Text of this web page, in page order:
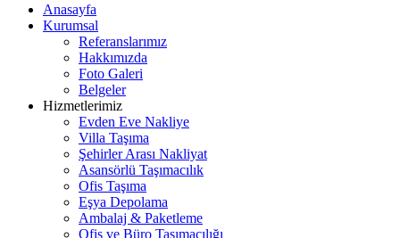
Anasayfa
Kurumsal
Referanslarımız
Hakkımızda
Foto Galeri
Belgeler
Hizmetlerimiz
Evden Eve Nakliye
Villa Taşıma
Şehirler Arası Nakliyat
Asansörlü Taşımacılık
Ofis Taşıma
Eşya Depolama
Ambalaj & Paketleme
Ofis ve Büro Taşımacılığı